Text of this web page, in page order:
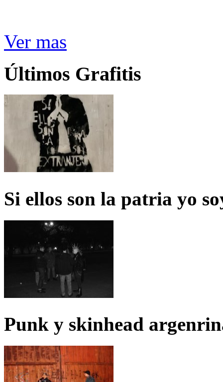
Ver mas
Últimos Grafitis
Si ellos son la patria yo
Punk y skinhead